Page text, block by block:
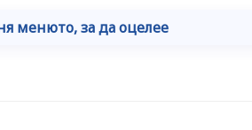
менюто, за да оцелее